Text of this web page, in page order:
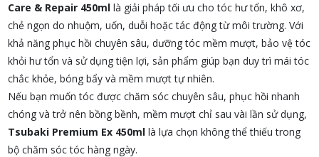
Care & Repair 450mllà giải pháp tối ưu cho tóc hư tổn, khô xơ,
chẻ ngọn do nhuộm, uốn, duỗi hoặc tác động từ môi trường. Với
khả năng phục hồi chuyên sâu, dưỡng tóc mềm mượt, bảo vệ tóc
khỏi hư tổn và sử dụng tiện lợi, sản phẩm giúp bạn duy trì mái tóc
chắc khỏe, bóng bẩy và mềm mượt tự nhiên.
Nếu bạn muốn tóc được chăm sóc chuyên sâu, phục hồi nhanh
chóng và trở nên bồng bềnh, mềm mượt chỉ sau vài lần sử dụng,
Tsubaki Premium Ex 450mllà lựa chọn không thể thiếu trong
bộ chăm sóc tóc hàng ngày.